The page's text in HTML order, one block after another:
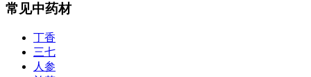
常见中药材
丁香
三七
人参